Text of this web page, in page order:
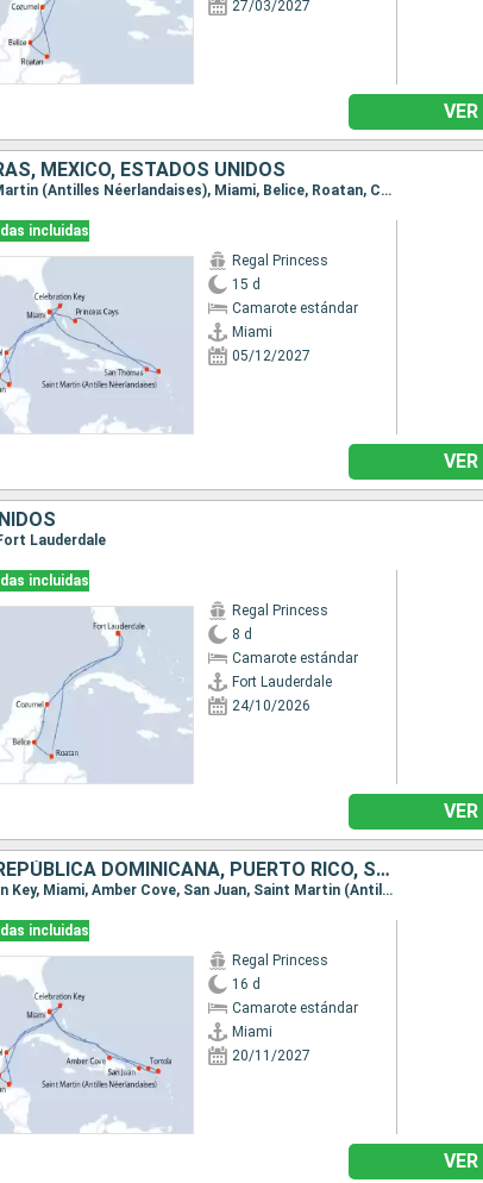
27/03/2027
MÉXICO, ESTADOS UNIDOS
Itinerario : Miami, Princess Cays, San Thomas, Saint Martin (Antilles Néerlandaises), Miami, Belice, Roatan, Cozumel, Celebration Key, Miami
incluidas
Regal Princess
15 d
Camarote estándar
Miami
05/12/2027
Lauderdale
incluidas
Regal Princess
8 d
Camarote estándar
Fort Lauderdale
24/10/2026
BELICE, HONDURAS, MÉXICO, BAHAMAS, REPÚBLICA DOMINICANA, PUERTO RICO, SAN MARTÍN, ESTADOS UNIDOS
Itinerario : Miami, Belice, Roatan, Cozumel, Celebration Key, Miami, Amber Cove, San Juan, Saint Martin (Antilles Néerlandaises), Tortola, Miami
incluidas
Regal Princess
16 d
Camarote estándar
Miami
20/11/2027